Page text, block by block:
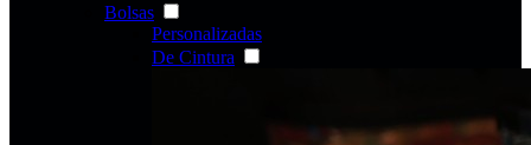
Bolsas
Personalizadas
De Cintura